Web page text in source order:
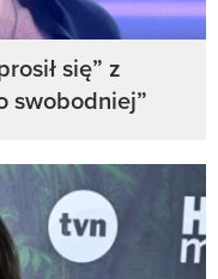
się” z
swobodniej”